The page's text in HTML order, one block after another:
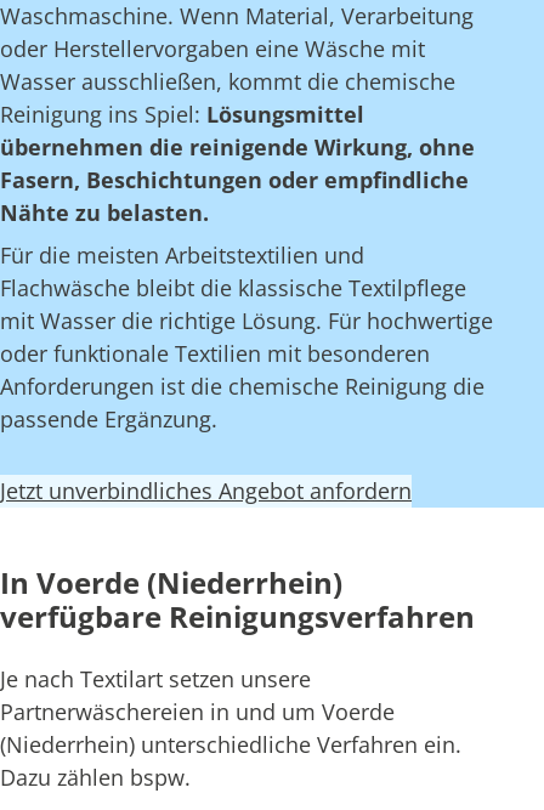
Waschmaschine. Wenn Material, Verarbeitung
oder Herstellervorgaben eine Wäsche mit
Wasser ausschließen, kommt die chemische
Reinigung ins Spiel: Lösungsmittel
übernehmen die reinigende Wirkung, ohne
Fasern, Beschichtungen oder empfindliche
Nähte zu belasten.
Für die meisten Arbeitstextilien und
Flachwäsche bleibt die klassische Textilpflege
mit Wasser die richtige Lösung. Für hochwertige
oder funktionale Textilien mit besonderen
Anforderungen ist die chemische Reinigung die
passende Ergänzung.
Jetzt unverbindliches Angebot anfordern
In Voerde (Niederrhein)
verfügbare Reinigungsverfahren
Je nach Textilart setzen unsere
Partnerwäschereien in und um Voerde
(Niederrhein) unterschiedliche Verfahren ein.
Dazu zählen bspw.